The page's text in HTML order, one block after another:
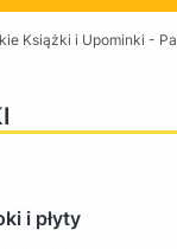
Książki i Upominki -
i płyty